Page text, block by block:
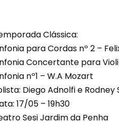
Clássica:
para Cordas nº 2 –
Concertante para
nº1 – W.A Mozart
Diego Adnolfi e Rodney
17/05 – 19h30
Sesi Jardim da Penha